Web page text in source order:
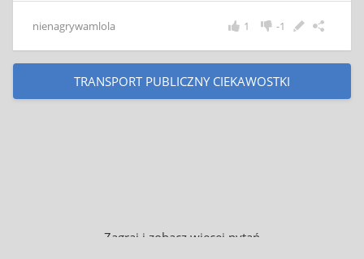
nienagrywamlola -1
1
TRANSPORT PUBLICZNY CIEKAWOSTKI
Zagraj i zobacz więcej pytań